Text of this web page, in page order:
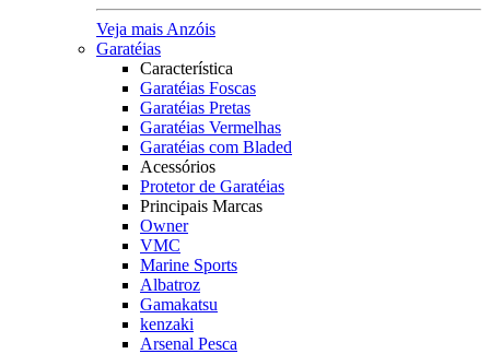
Veja mais Anzóis
Garatéias
Característica
Garatéias Foscas
Garatéias Pretas
Garatéias Vermelhas
Garatéias com Bladed
Acessórios
Protetor de Garatéias
Principais Marcas
Owner
VMC
Marine Sports
Albatroz
Gamakatsu
kenzaki
Arsenal Pesca